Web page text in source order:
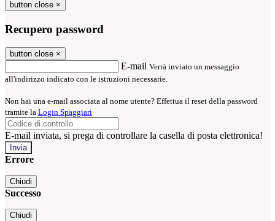
button close ×
Recupero password
button close ×
E-mail Verrà inviato un messaggio
all'indirizzo indicato con le istruzioni necessarie.
Non hai una e-mail associata al nome utente? Effettua il reset della password
tramite la Login Spaggiari
E-mail inviata, si prega di controllare la casella di posta elettronica!
Errore
Chiudi
Successo
Chiudi